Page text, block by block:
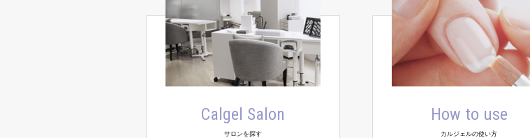
Calgel Salon
サロンを探す
How to use
カルジェルの使い方